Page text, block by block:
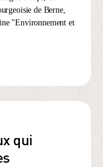
de Berne,
"Environnement et
qui